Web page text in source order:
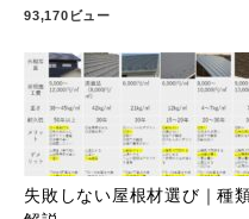
93,170ビュー
失敗しない屋根材選び｜種